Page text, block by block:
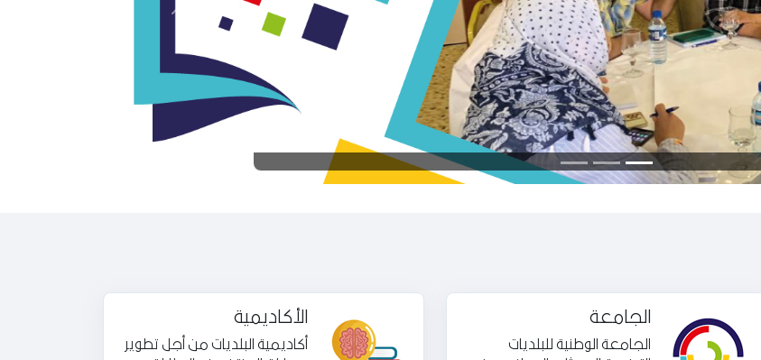
التالي
الجامعة
الجامعة الوطنية للبلديات
الأكاديمية
أكاديمية البلديات من أجل تطوير